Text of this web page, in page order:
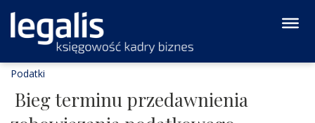
Podatki
Bieg terminu przedawnienia